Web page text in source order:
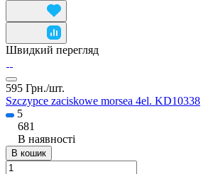
Швидкий перегляд
595 Грн./шт.
Szczypce zaciskowe morsea 4el. KD10338
5
681
В наявності
В кошик